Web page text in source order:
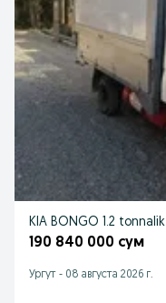
KIA BONGO 1.2 tonnalik
190 840 000 сум
Ургут - 08 августа 2026 г.